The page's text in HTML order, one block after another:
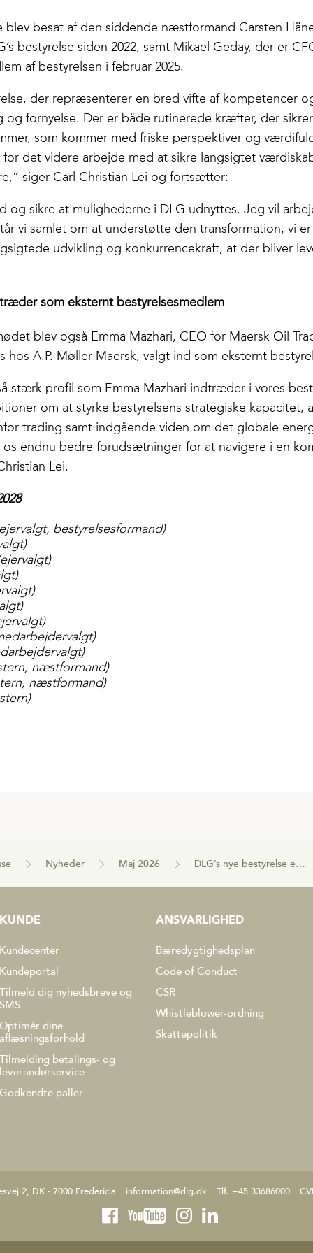
besat af den siddende næstformand Carsten
bestyrelse siden 2022, samt Mikael Geday, der er
af bestyrelsen i februar 2025.
der repræsenterer en bred vifte af kompetencer
og fornyelse. Der er både rutinerede kræfter, der
som kommer med friske perspektiver og
det videre arbejde med at sikre langsigtet
siger Carl Christian Lei og fortsætter:
og sikre at mulighederne i DLG udnyttes. Jeg vil
vi samlet om at understøtte den transformation, vi
udvikling og konkurrencekraft, at der bliver
som eksternt bestyrelsesmedlem
blev også Emma Mazhari, CEO for Maersk Oil
hos A.P. Møller Maersk, valgt ind som eksternt
stærk profil som Emma Mazhari indtræder i vores
om at styrke bestyrelsens strategiske kapacitet,
trading samt indgående viden om det globale
endnu bedre forudsætninger for at navigere i en
Lei.
bestyrelsesformand)
næstformand)
næstformand)
Nyheder Maj 2026 DLG’s nye bestyrelse er valgt
dig nyhedsbreve og
dine
betalings- og
paller
ANSVARLIGHED
Bæredygtighedsplan
Code of Conduct
CSR
Whistleblower-ordning
Skattepolitik
2, DK - 7000 Fredericia information@dlg.dk Tlf. +45 33686000